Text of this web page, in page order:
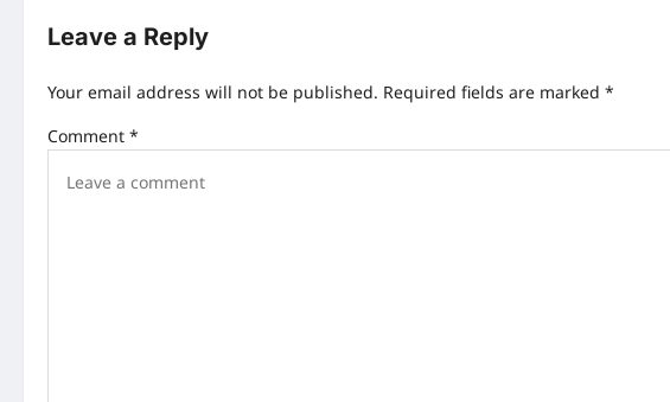
t
a
v
Leave a Reply
Your email address will not be published. Required fields are marked *
Comment *